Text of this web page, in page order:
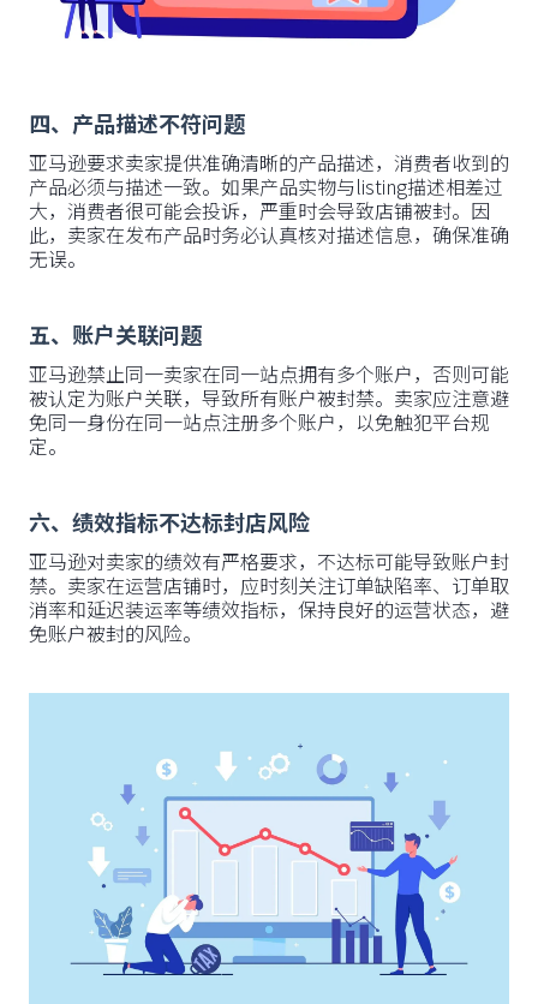
四、产品描述不符问题
亚马逊要求卖家提供准确清晰的产品描述，消费者收到的
产品必须与描述一致。如果产品实物与listing描述相差过
大，消费者很可能会投诉，严重时会导致店铺被封。因
此，卖家在发布产品时务必认真核对描述信息，确保准确
无误。
五、账户关联问题
亚马逊禁止同一卖家在同一站点拥有多个账户，否则可能
被认定为账户关联，导致所有账户被封禁。卖家应注意避
免同一身份在同一站点注册多个账户，以免触犯平台规
定。
六、绩效指标不达标封店风险
亚马逊对卖家的绩效有严格要求，不达标可能导致账户封
禁。卖家在运营店铺时，应时刻关注订单缺陷率、订单取
消率和延迟装运率等绩效指标，保持良好的运营状态，避
免账户被封的风险。